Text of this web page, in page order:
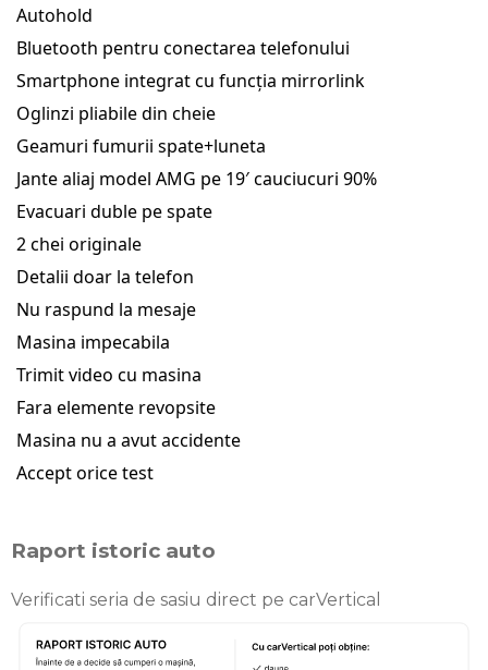
Autohold
Bluetooth pentru conectarea telefonului
Smartphone integrat cu funcția mirrorlink
Oglinzi pliabile din cheie
Geamuri fumurii spate+luneta
Jante aliaj model AMG pe 19′ cauciucuri 90%
Evacuari duble pe spate
2 chei originale
Detalii doar la telefon
Nu raspund la mesaje
Masina impecabila
Trimit video cu masina
Fara elemente revopsite
Masina nu a avut accidente
Accept orice test
Raport istoric auto
Verificati seria de sasiu direct pe carVertical